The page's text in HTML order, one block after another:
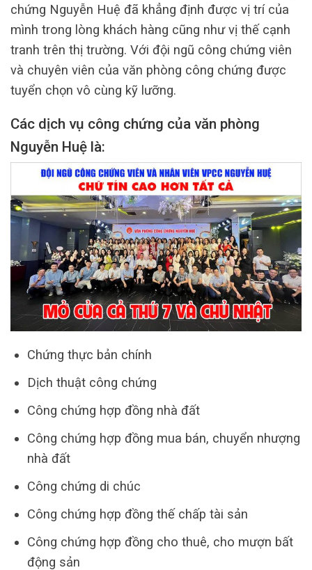
chứng Nguyễn Huệ đã khẳng định được vị trí của
mình trong lòng khách hàng cũng như vị thế cạnh
tranh trên thị trường. Với đội ngũ công chứng viên
và chuyên viên của văn phòng công chứng được
tuyển chọn vô cùng kỹ lưỡng.
Các dịch vụ công chứng của văn phòng
Nguyễn Huệ là:
Chứng thực bản chính
Dịch thuật công chứng
Công chứng hợp đồng nhà đất
Công chứng hợp đồng mua bán, chuyển nhượng
nhà đất
Công chứng di chúc
Công chứng hợp đồng thế chấp tài sản
Công chứng hợp đồng cho thuê, cho mượn bất
động sản